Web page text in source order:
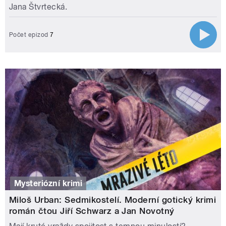
Jana Štvrtecká.
Počet epizod 7
Mysteriózní krimi
Miloš Urban: Sedmikostelí. Moderní gotický krimi
román čtou Jiří Schwarz a Jan Novotný